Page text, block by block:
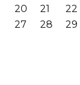
20 21 22
27 28 29